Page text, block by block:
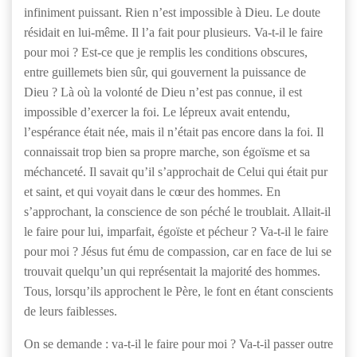
infiniment puissant. Rien n’est impossible à Dieu. Le doute
résidait en lui-même. Il l’a fait pour plusieurs. Va-t-il le faire
pour moi ? Est-ce que je remplis les conditions obscures,
entre guillemets bien sûr, qui gouvernent la puissance de
Dieu ? Là où la volonté de Dieu n’est pas connue, il est
impossible d’exercer la foi. Le lépreux avait entendu,
l’espérance était née, mais il n’était pas encore dans la foi. Il
connaissait trop bien sa propre marche, son égoïsme et sa
méchanceté. Il savait qu’il s’approchait de Celui qui était pur
et saint, et qui voyait dans le cœur des hommes. En
s’approchant, la conscience de son péché le troublait. Allait-il
le faire pour lui, imparfait, égoïste et pécheur ? Va-t-il le faire
pour moi ? Jésus fut ému de compassion, car en face de lui se
trouvait quelqu’un qui représentait la majorité des hommes.
Tous, lorsqu’ils approchent le Père, le font en étant conscients
de leurs faiblesses.
On se demande : va-t-il le faire pour moi ? Va-t-il passer outre